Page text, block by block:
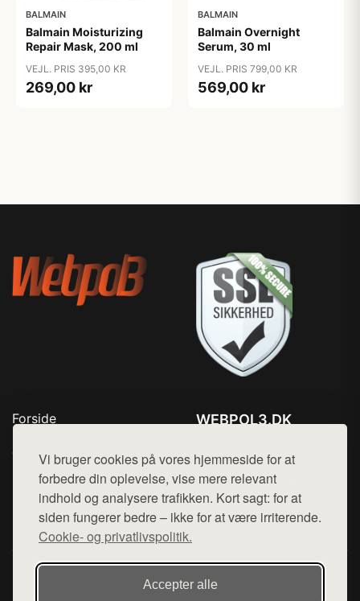
Vi bruger cookies på vores hjemmeside for at
forbedre din oplevelse, vise mere relevant
indhold og analysere trafikken. Kort sagt: for at
siden fungerer bedre – ikke for at være irriterende.
Cookie- og privatlivspolitik.
Accepter alle
BALMAIN
Balmain Moisturizing
Repair Mask, 200 ml
VEJL. PRIS 395,00 KR
269,00 kr
BALMAIN
Balmain Overnight
Serum, 30 ml
VEJL. PRIS 799,00 KR
569,00 kr
Forside
Top Rabatter
Blog
Kontakt
WEBPOL3.DK
Mail: hej@want.dk
Cookie- og privatlivspolitik
Denne side er en del af want.dk, der udgiver en række